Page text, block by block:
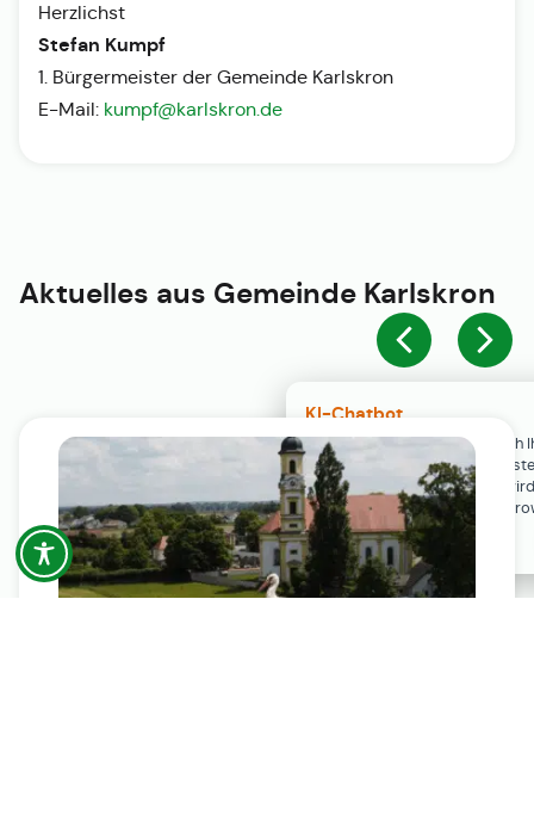
KI-Chatbot
Der KI-Chatbot steht erst nach
Einwilligung in den Cookie-
Verfügung. Der Chat-Verlauf
ausschließlich lokal in Ihrem
gespeichert.
Herzlichst
Stefan Kumpf
1. Bürgermeister der Gemeinde Karlskron
E-Mail: kumpf@karlskron.de
Aktuelles aus Gemeinde Karlskron